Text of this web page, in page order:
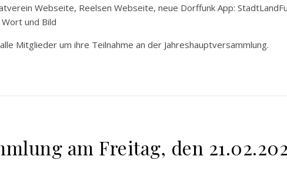
Webseite, Reelsen Webseite, neue Dorffunk App:
Wort und Bild
Mitglieder um ihre Teilnahme an der Jahreshauptversammlung.
am Freitag, den